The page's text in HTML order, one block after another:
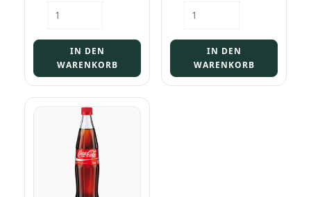
Kasten
Coca-
24/0,2
Menge
IN DEN
WARENKORB
Flasche
Coca-
Menge
IN DEN
WARENKORB